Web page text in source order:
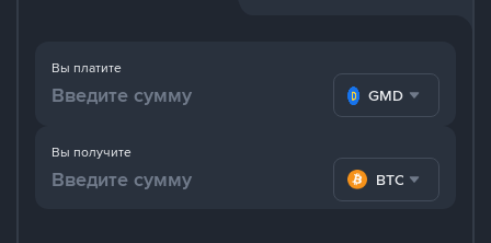
Вы платите
GMD
Вы получите
BTC